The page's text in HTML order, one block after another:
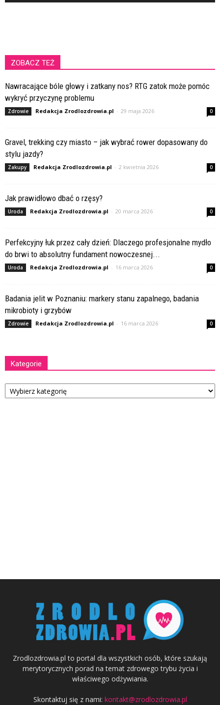
ZOBACZ TEŻ
Nawracające bóle głowy i zatkany nos? RTG zatok może pomóc
wykryć przyczynę problemu
Zdrowie Redakcja Zrodlozdrowia.pl - 29 maja 2026 0
Gravel, trekking czy miasto – jak wybrać rower dopasowany do
stylu jazdy?
Zakupy Redakcja Zrodlozdrowia.pl - 2 kwietnia 2026 0
Jak prawidłowo dbać o rzęsy?
Uroda Redakcja Zrodlozdrowia.pl - 20 marca 2026 0
Perfekcyjny łuk przez cały dzień: Dlaczego profesjonalne mydło
do brwi to absolutny fundament nowoczesnej...
Uroda Redakcja Zrodlozdrowia.pl - 16 marca 2026 0
Badania jelit w Poznaniu: markery stanu zapalnego, badania
mikrobioty i grzybów
Zdrowie Redakcja Zrodlozdrowia.pl - 16 marca 2026 0
Kategorie
Kategorie
Zrodlozdrowia.pl to portal dla wszystkich osób, które szukają
merytorycznych porad na temat zdrowego trybu życia i
właściwego odżywiania.
Skontaktuj się z nami: kontakt@zrodlozdrowia.pl